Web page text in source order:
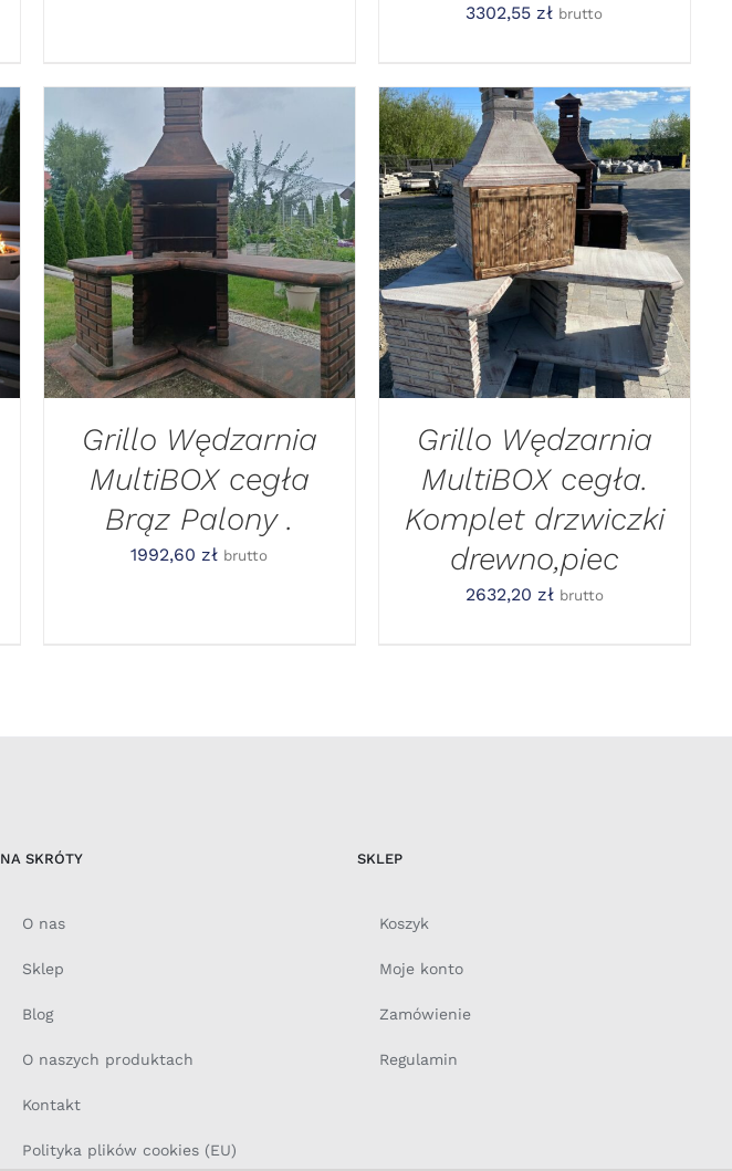
3302,55 zł brutto
DODAJ DO KOSZYKA
/
SZYBKI PODGLĄD
Grillo Wędzarnia
MultiBOX cegła
Brąz Palony .
1992,60 zł brutto
DODAJ DO KOSZYKA
/
SZYBKI PODGLĄD
Grillo Wędzarnia
MultiBOX cegła.
Komplet drzwiczki
drewno,piec
2632,20 zł brutto
NA SKRÓTY
O nas
Sklep
Blog
O naszych produktach
Kontakt
Polityka plików cookies (EU)
SKLEP
Koszyk
Moje konto
Zamówienie
Regulamin